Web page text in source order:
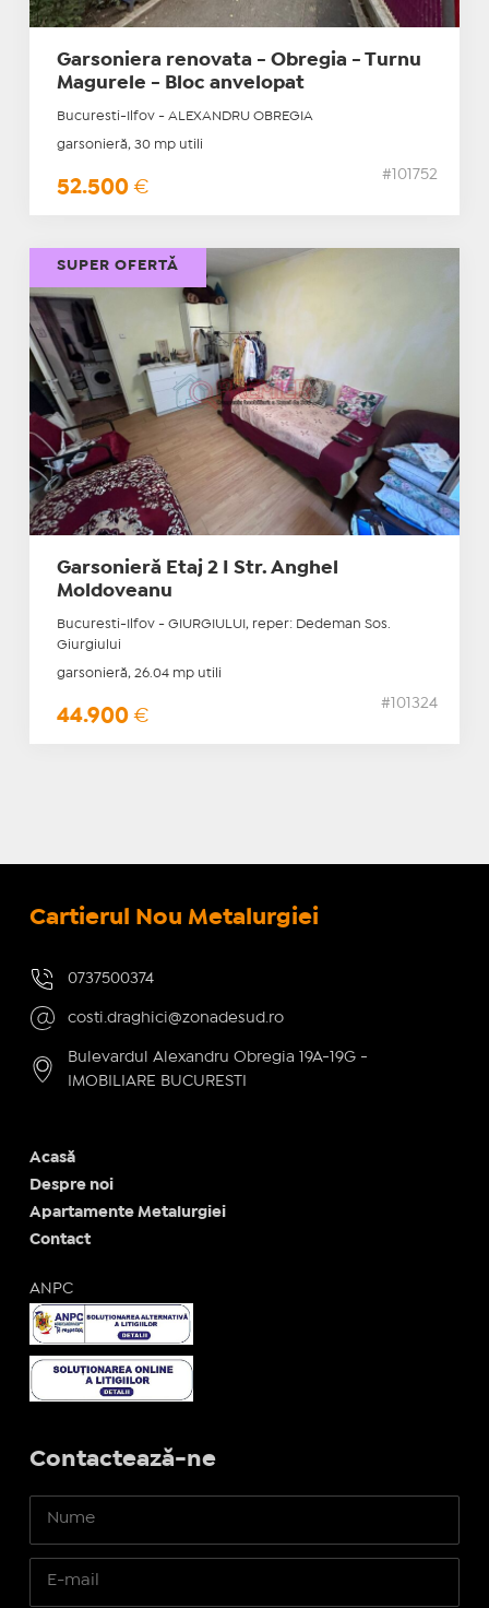
Garsoniera renovata - Obregia - Turnu
Magurele - Bloc anvelopat
Bucuresti-Ilfov - ALEXANDRU OBREGIA
garsonieră, 30 mp utili
52.500 €
#101752
Garsonieră Etaj 2 I Str. Anghel
Moldoveanu
Bucuresti-Ilfov - GIURGIULUI, reper: Dedeman Sos.
Giurgiului
garsonieră, 26.04 mp utili
44.900 €
#101324
SUPER OFERTĂ
Cartierul Nou Metalurgiei
0737500374
costi.draghici@zonadesud.ro
Bulevardul Alexandru Obregia 19A-19G -
IMOBILIARE BUCURESTI
Acasă
Despre noi
Apartamente Metalurgiei
Contact
ANPC
Contactează-ne